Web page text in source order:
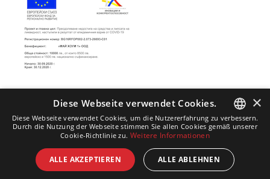
BULGARIAN
×
Diese Webseite verwendet Cookies.
Diese Webseite verwendet Cookies, um die Nutzererfahrung zu verbessern.
Durch die Nutzung der Webseite stimmen Sie allen Cookies gemäß unserer
Cookie-Richtlinie zu. Weitere Informationen
ALLE AKZEPTIEREN ALLE ABLEHNEN